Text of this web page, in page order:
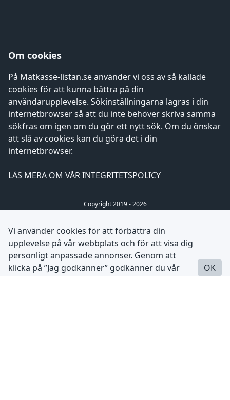
Om cookies
På Matkasse-listan.se använder vi oss av så kallade
cookies för att kunna bättra på din
användarupplevelse. Sökinställningarna lagras i din
internetbrowser så att du inte behöver skriva samma
sökfras om igen om du gör ett nytt sök. Om du önskar
att slå av cookies kan du göra det i din
internetbrowser.
LÄS MERA OM VÅR INTEGRITETSPOLICY
Copyright 2019 - 2026
Vi använder cookies för att förbättra din
upplevelse på vår webbplats och för att visa dig
personligt anpassade annonser. Genom att
klicka på ”Jag godkänner” godkänner du vår
OK